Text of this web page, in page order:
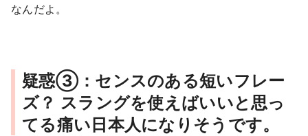
なんだよ。
疑惑③：センスのある短いフレー
ズ？ スラングを使えばいいと思っ
てる痛い日本人になりそうです。